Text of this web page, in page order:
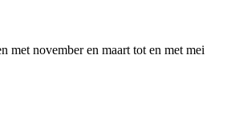
met november en maart tot en met mei